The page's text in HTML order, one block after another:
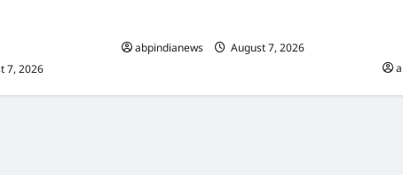
7, 2026
abpindianews
August 7, 2026